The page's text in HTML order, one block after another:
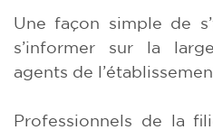
Une façon simple de
s’informer sur la
agents de
Professionnels de la